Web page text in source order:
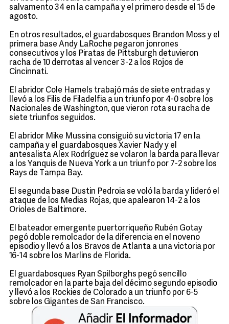
salvamento 34 en la campaña y el primero desde el 15 de
agosto.
En otros resultados, el guardabosques Brandon Moss y el
primera base Andy LaRoche pegaron jonrones
consecutivos y los Piratas de Pittsburgh detuvieron
racha de 10 derrotas al vencer 3-2 a los Rojos de
Cincinnati.
El abridor Cole Hamels trabajó más de siete entradas y
llevó a los Filis de Filadelfia a un triunfo por 4-0 sobre los
Nacionales de Washington, que vieron rota su racha de
siete triunfos seguidos.
El abridor Mike Mussina consiguió su victoria 17 en la
campaña y el guardabosques Xavier Nady y el
antesalista Alex Rodríguez se volaron la barda para llevar
a los Yanquis de Nueva York a un triunfo por 7-2 sobre los
Rays de Tampa Bay.
El segunda base Dustin Pedroia se voló la barda y lideró el
ataque de los Medias Rojas, que apalearon 14-2 a los
Orioles de Baltimore.
El bateador emergente puertorriqueño Rubén Gotay
pegó doble remolcador de la diferencia en el noveno
episodio y llevó a los Bravos de Atlanta a una victoria por
16-14 sobre los Marlins de Florida.
El guardabosques Ryan Spilborghs pegó sencillo
remolcador en la parte baja del décimo segundo episodio
y llevó a los Rockies de Colorado a un triunfo por 6-5
sobre los Gigantes de San Francisco.